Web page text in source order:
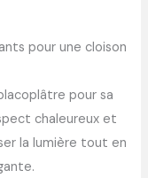
pour une cloison
pour sa
chaleureux et
la lumière tout en